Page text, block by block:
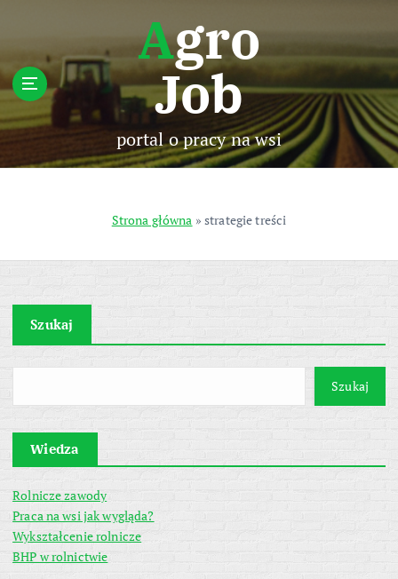
p
t
c
n
Agro
Job
portal o pracy na wsi
Strona główna » strategie treści
Szukaj
Szukaj
Wiedza
Rolnicze zawody
Praca na wsi jak wygląda?
Wykształcenie rolnicze
BHP w rolnictwie